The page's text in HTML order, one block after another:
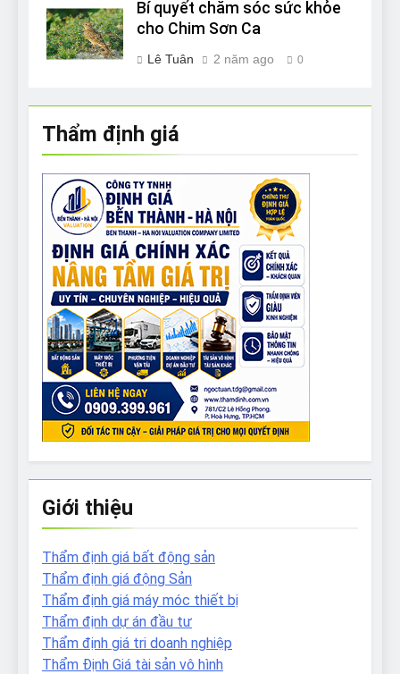
Bí quyết chăm sóc sức khỏe
cho Chim Sơn Ca
Lê Tuân 2 năm ago 0
Thẩm định giá
Giới thiệu
Thẩm định giá bất động sản
Thẩm định giá động Sản
Thẩm định giá máy móc thiết bị
Thẩm định dự án đầu tư
Thẩm định giá tri doanh nghiệp
Thẩm Định Giá tài sản vô hình